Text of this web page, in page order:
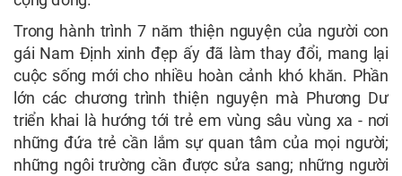
Trong hành trình 7 năm thiện nguyện của người con
gái Nam Định xinh đẹp ấy đã làm thay đổi, mang lại
cuộc sống mới cho nhiều hoàn cảnh khó khăn. Phần
lớn các chương trình thiện nguyện mà Phương Dư
triển khai là hướng tới trẻ em vùng sâu vùng xa - nơi
những đứa trẻ cần lắm sự quan tâm của mọi người;
những ngôi trường cần được sửa sang; những người